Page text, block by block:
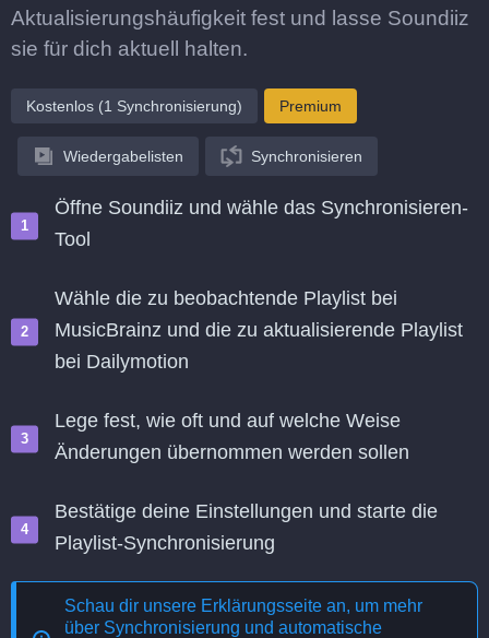
Aktualisierungshäufigkeit fest und lasse Soundiiz
sie für dich aktuell halten.
Kostenlos (1 Synchronisierung) Premium
Wiedergabelisten Synchronisieren
Öffne Soundiiz und wähle das Synchronisieren-
Tool
Wähle die zu beobachtende Playlist bei
MusicBrainz und die zu aktualisierende Playlist
bei Dailymotion
Lege fest, wie oft und auf welche Weise
Änderungen übernommen werden sollen
Bestätige deine Einstellungen und starte die
Playlist-Synchronisierung
Schau dir unsere Erklärungsseite an, um mehr
über Synchronisierung und automatische